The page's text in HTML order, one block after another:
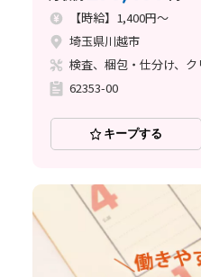
あり
【時給】1,400円～
埼玉県川越市
検査、梱包・仕分け、
62353-00
キープする